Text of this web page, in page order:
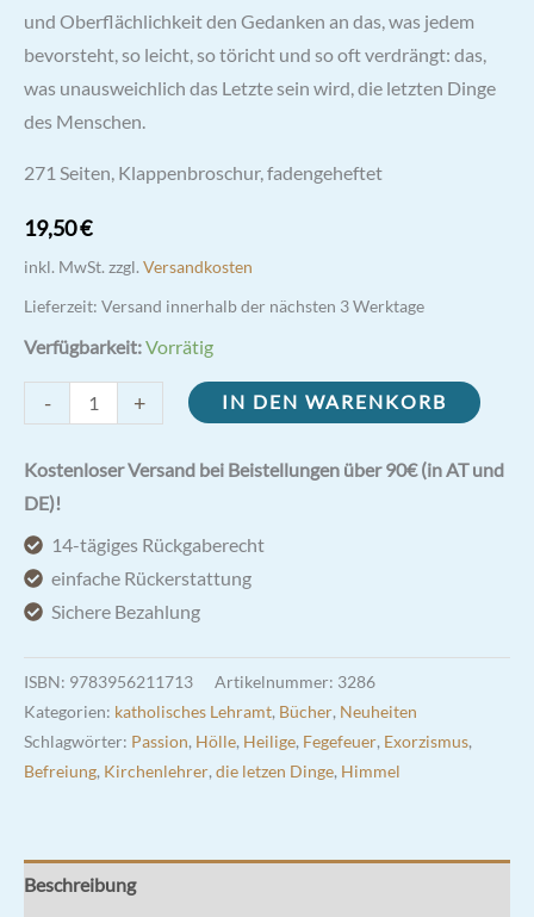
und Oberflächlichkeit den Gedanken an das, was jedem
bevorsteht, so leicht, so töricht und so oft verdrängt: das,
was unausweichlich das Letzte sein wird, die letzten Dinge
des Menschen.
271 Seiten, Klappenbroschur, fadengeheftet
19,50€
inkl. MwSt. zzgl. Versandkosten
Lieferzeit: Versand innerhalb der nächsten 3 Werktage
Verfügbarkeit:Vorrätig
-
den
letzten
Dingen
Dionysius
der
Menge
+ IN DEN WARENKORB
Kostenloser Versand bei Beistellungen über 90€ (in AT und
DE)!
14-tägiges Rückgaberecht
einfache Rückerstattung
Sichere Bezahlung
ISBN: 9783956211713 Artikelnummer: 3286
Kategorien: katholisches Lehramt, Bücher, Neuheiten
Schlagwörter: Passion, Hölle, Heilige, Fegefeuer, Exorzismus,
Befreiung, Kirchenlehrer, die letzen Dinge, Himmel
Beschreibung